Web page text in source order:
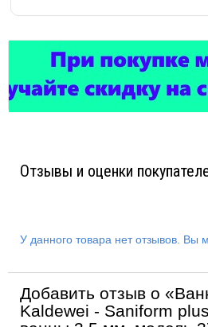
Отзывы и оценки
У данного товара нет отзывов. Вы
Добавить отзыв о
Kaldewei - Saniform